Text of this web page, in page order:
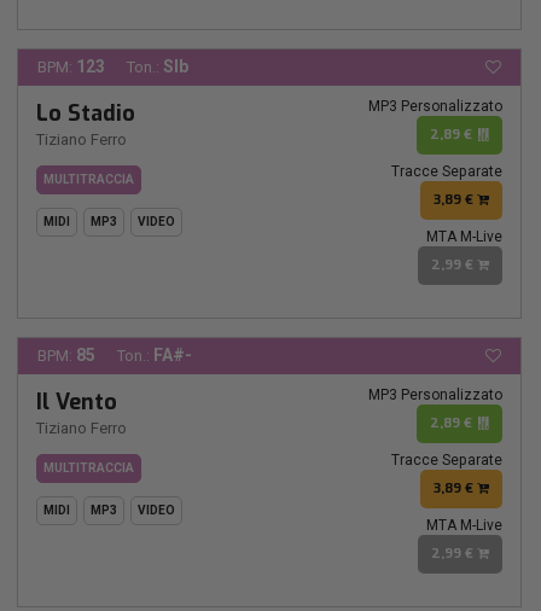
BPM: 123 Ton.: SIb
Lo Stadio
Tiziano Ferro
MULTITRACCIA
MIDI MP3 VIDEO
MP3 Personalizzato
2,89 €
Tracce Separate
3,89 €
MTA M-Live
2,99 €
BPM: 85 Ton.: FA#-
Il Vento
Tiziano Ferro
MULTITRACCIA
MIDI MP3 VIDEO
MP3 Personalizzato
2,89 €
Tracce Separate
3,89 €
MTA M-Live
2,99 €